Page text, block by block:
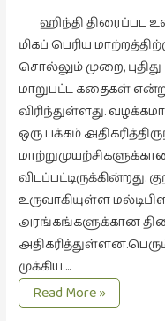
கட்டுரைகள்
கதைகள்
செல்லும்
பாதை
(10)
கல்வி
கல்வி
(16)
கவிஞனும்
கவிதையும்
ஹிந்தி திரைப்பட
மிகப் பெரிய
சொல்லும் முறை,
மாறுபட்ட கதைகள்
விரிந்துள்ளது.
ஒரு பக்கம்
விடப்பட்டிருக்கின்றது.
உருவாகியுள்ள
அரங்கங்களுக்கான
முக்கிய …
நீலக்குடை
Read More »